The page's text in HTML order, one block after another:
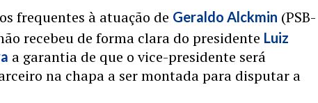
frequentes à atuação de Geraldo Alckmin (PSB-
recebeu de forma clara do presidente Luiz
a garantia de que o vice-presidente será
na chapa a ser montada para disputar a